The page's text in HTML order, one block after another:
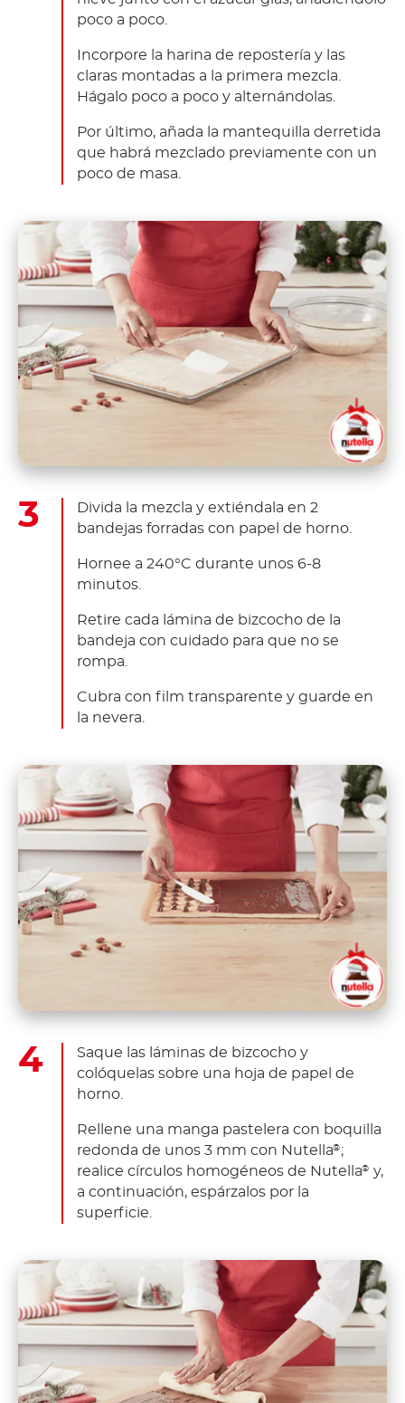
poco a poco.
Incorpore la harina de repostería y las
claras montadas a la primera mezcla.
Hágalo poco a poco y alternándolas.
Por último, añada la mantequilla derretida
que habrá mezclado previamente con un
poco de masa.
Divida la mezcla y extiéndala en 2
bandejas forradas con papel de horno.
Hornee a 240°C durante unos 6-8
minutos.
Retire cada lámina de bizcocho de la
bandeja con cuidado para que no se
rompa.
Cubra con film transparente y guarde en
la nevera.
Saque las láminas de bizcocho y
colóquelas sobre una hoja de papel de
horno.
Rellene una manga pastelera con boquilla
redonda de unos 3 mm con Nutella® ;
realice círculos homogéneos de Nutella® y,
a continuación, espárzalos por la
superficie.